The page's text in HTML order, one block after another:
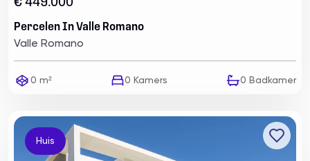
€ 449.000
Percelen In Valle Romano
Valle Romano
0 m² 0 Kamers 0 Badkamer
Huis